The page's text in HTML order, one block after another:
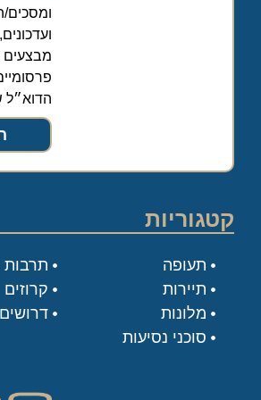
מבצעים
הדוא״ל
קטגוריות
תעופה
תיירות
מלונות
סוכני נסיעות
תרבות
קרוזים
דרושים